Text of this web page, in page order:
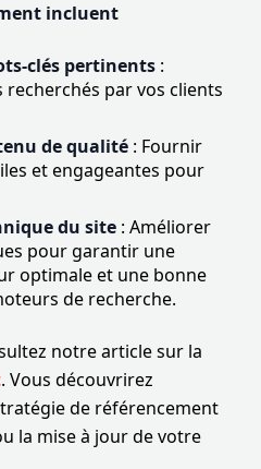
incluent
clés pertinents :
par vos clients
de qualité : Fournir
et engageantes pour
du site : Améliorer
pour garantir une
optimale et une bonne
de recherche.
notre article sur la
. Vous découvrirez
de référencement
la mise à jour de votre